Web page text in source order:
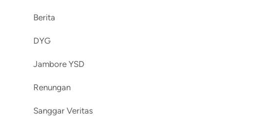
Berita
DYG
Jambore YSD
Renungan
Sanggar Veritas